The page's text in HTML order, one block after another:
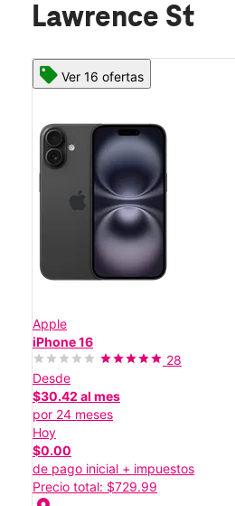
Lawrence St
Ver 16 ofertas
Apple
iPhone 16
28
Desde
$30.42 al mes
por 24 meses
Hoy
$0.00
de pago inicial + impuestos
Precio total: $729.99